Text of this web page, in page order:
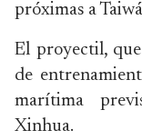
próximas a
El proyectil,
de
marítima
Xinhua.